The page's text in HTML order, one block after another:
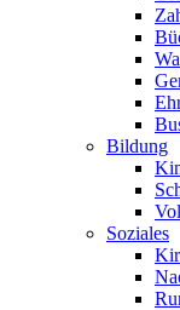
Bildung
Soziales